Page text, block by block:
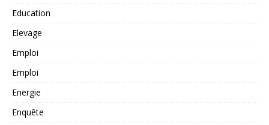
Education
Elevage
Emploi
Emploi
Energie
Enquête